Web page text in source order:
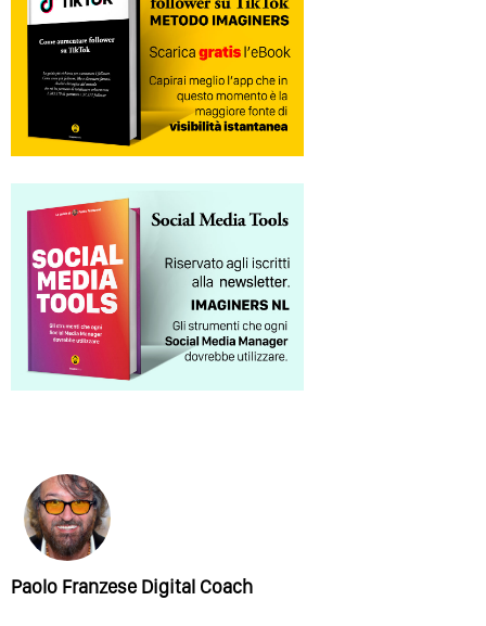
Paolo Franzese Digital Coach